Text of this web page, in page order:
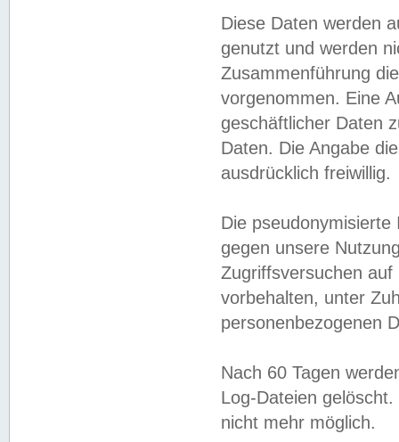
Diese Daten werden
genutzt und werden
Zusammenführung
vorgenommen. Eine
geschäftlicher Daten
Daten. Die Angabe
ausdrücklich freiwillig.
Die
gegen unsere
Zugriffsversuchen
vorbehalten, unter
personenbezogenen
Nach 60 Tagen
Log-Dateien
nicht mehr möglich.